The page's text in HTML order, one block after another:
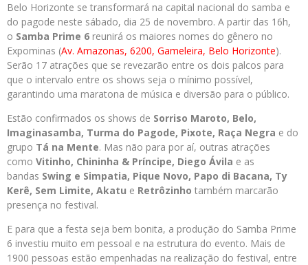
Belo Horizonte se transformará na capital nacional do samba e
do pagode neste sábado, dia 25 de novembro. A partir das 16h,
o Samba Prime 6 reunirá os maiores nomes do gênero no
Expominas (Av. Amazonas, 6200, Gameleira, Belo Horizonte).
Serão 17 atrações que se revezarão entre os dois palcos para
que o intervalo entre os shows seja o mínimo possível,
garantindo uma maratona de música e diversão para o público.
Estão confirmados os shows de Sorriso Maroto, Belo,
Imaginasamba, Turma do Pagode, Pixote, Raça Negra e do
grupo Tá na Mente. Mas não para por aí, outras atrações
como Vitinho, Chininha & Príncipe, Diego Ávila e as
bandas Swing e Simpatia, Pique Novo, Papo di Bacana, Ty
Kerê, Sem Limite, Akatu e Retrôzinho também marcarão
presença no festival.
E para que a festa seja bem bonita, a produção do Samba Prime
6 investiu muito em pessoal e na estrutura do evento. Mais de
1900 pessoas estão empenhadas na realização do festival, entre